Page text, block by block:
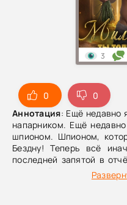
0
0
Аннотация: Ещё недавно
напарником. Ещё
шпионом. Шпионом,
Бездну! Теперь всё
последней запятой в
какого чёрта ты снова
3